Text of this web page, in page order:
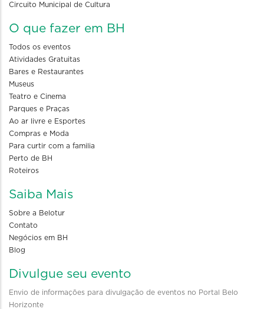
Circuito Municipal de Cultura
O que fazer em BH
Todos os eventos
Atividades Gratuitas
Bares e Restaurantes
Museus
Teatro e Cinema
Parques e Praças
Ao ar livre e Esportes
Compras e Moda
Para curtir com a familia
Perto de BH
Roteiros
Saiba Mais
Sobre a Belotur
Contato
Negócios em BH
Blog
Divulgue seu evento
Envio de informações para divulgação de eventos no Portal Belo
Horizonte